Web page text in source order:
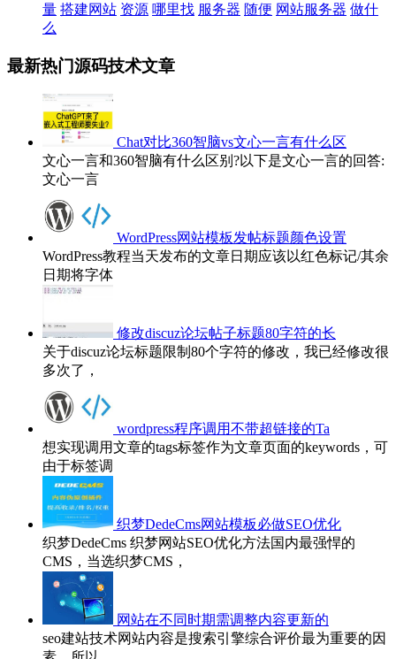
量 搭建网站 资源 哪里找 服务器 随便 网站服务器 做什
么
最新热门源码技术文章
Chat对比360智脑vs文心一言有什么区
文心一言和360智脑有什么区别?以下是文心一言的回答:
文心一言
WordPress网站模板发帖标题颜色设置
WordPress教程当天发布的文章日期应该以红色标记/其余
日期将字体
修改discuz论坛帖子标题80字符的长
关于discuz论坛标题限制80个字符的修改，我已经修改很
多次了，
wordpress程序调用不带超链接的Ta
想实现调用文章的tags标签作为文章页面的keywords，可
由于标签调
织梦DedeCms网站模板必做SEO优化
织梦DedeCms 织梦网站SEO优化方法国内最强悍的
CMS，当选织梦CMS，
网站在不同时期需调整内容更新的
seo建站技术网站内容是搜索引擎综合评价最为重要的因